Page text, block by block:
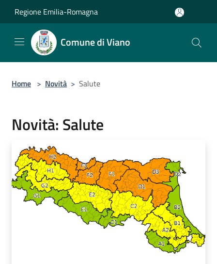
Regione Emilia-Romagna
Comune di Viano
Home > Novità > Salute
Novità: Salute